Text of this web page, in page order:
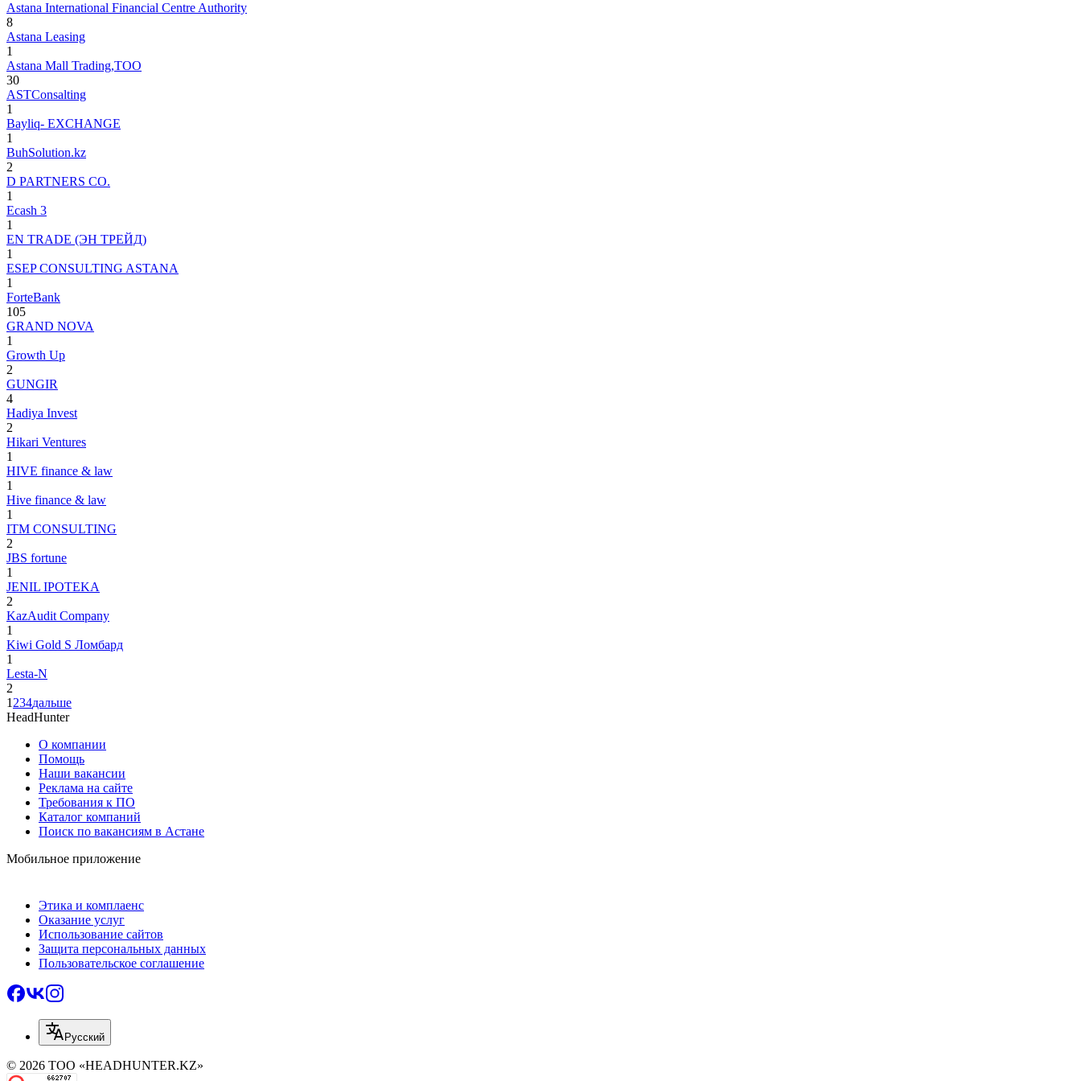
Astana International Financial Centre Authority
8
Astana Leasing
1
Astana Mall Trading,ТОО
30
ASTConsalting
1
Bayliq- EXCHANGE
1
BuhSolution.kz
2
D PARTNERS CO.
1
Ecash 3
1
EN TRADE (ЭН ТРЕЙД)
1
ESEP CONSULTING ASTANA
1
ForteBank
105
GRAND NOVA
1
Growth Up
2
GUNGIR
4
Hadiya Invest
2
Hikari Ventures
1
HIVE finance & law
1
Hive finance & law
1
ITM CONSULTING
2
JBS fortune
1
JENIL IPOTEKA
2
KazAudit Company
1
Kiwi Gold S Ломбард
1
Lesta-N
2
1 234дальше
HeadHunter
О компании
Помощь
Наши вакансии
Реклама на сайте
Требования к ПО
Каталог компаний
Поиск по вакансиям в Астане
Мобильное приложение
Этика и комплаенс
Оказание услуг
Использование сайтов
Защита персональных данных
Пользовательское соглашение
Русский
© 2026 ТОО «HEADHUNTER.KZ»